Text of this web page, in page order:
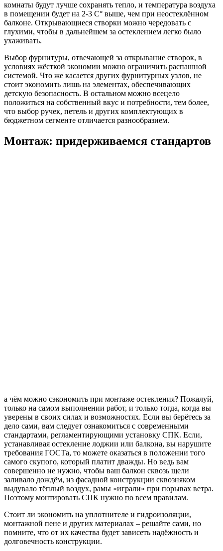
комнаты будут лучше сохранять тепло, и температура воздуха
в помещении будет на 2-3 С° выше, чем при неостеклённом
балконе. Открывающиеся створки можно чередовать с
глухими, чтобы в дальнейшем за остеклением легко было
ухаживать.
Выбор фурнитуры, отвечающей за открывание створок, в
условиях жёсткой экономии можно ограничить распашной
системой. Что же касается других фурнитурных узлов, не
стоит экономить лишь на элементах, обеспечивающих
детскую безопасность. В остальном можно всецело
положиться на собственный вкус и потребности, тем более,
что выбор ручек, петель и других комплектующих в
бюджетном сегменте отличается разнообразием.
Монтаж: придерживаемся стандартов
а чём можно сэкономить при монтаже остекления? Пожалуй,
только на самом выполнении работ, и только тогда, когда вы
уверены в своих силах и возможностях. Если вы берётесь за
дело сами, вам следует ознакомиться с современными
стандартами, регламентирующими установку СПК. Если,
устанавливая остекление лоджии или балкона, вы нарушите
требования ГОСТа, то можете оказаться в положении того
самого скупого, который платит дважды. Но ведь вам
совершенно не нужно, чтобы ваш балкон сквозь щели
заливало дождём, из фасадной конструкции сквозняком
выдувало тёплый воздух, рамы «играли» при порывах ветра.
Поэтому монтировать СПК нужно по всем правилам.
Стоит ли экономить на уплотнителе и гидроизоляции,
монтажной пене и других материалах – решайте сами, но
помните, что от их качества будет зависеть надёжность и
долговечность конструкции.